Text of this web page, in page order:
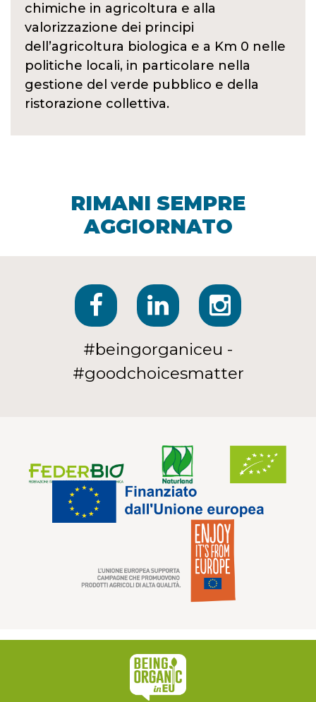
chimiche in agricoltura e alla
valorizzazione dei principi
dell’agricoltura biologica e a Km 0 nelle
politiche locali, in particolare nella
gestione del verde pubblico e della
ristorazione collettiva.
RIMANI SEMPRE
AGGIORNATO
#beingorganiceu -
#goodchoicesmatter